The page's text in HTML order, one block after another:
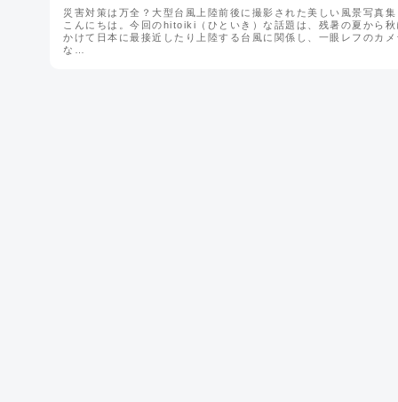
災害対策は万全？大型台風上陸前後に撮影された美しい風景写真集
こんにちは。今回のhitoiki（ひといき）な話題は、残暑の夏から秋
かけて日本に最接近したり上陸する台風に関係し、一眼レフのカメ
な…